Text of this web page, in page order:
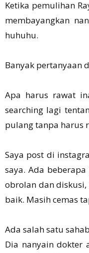
Ketika pemulihan
membayangkan
huhuhu.
Banyak pertanyaan
Apa harus rawat
searching lagi
pulang tanpa harus
Saya post di
saya. Ada
obrolan dan
baik. Masih cemas
Ada salah satu
Dia nanyain dokter